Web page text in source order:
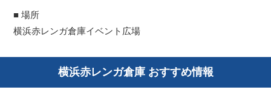
■ 場所
横浜赤レンガ倉庫イベント広場
横浜赤レンガ倉庫 おすすめ情報